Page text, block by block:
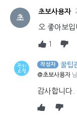
초
초보사용자
오 좋아보
1
작성자 꿀팁
@초보사용자
감사합니다.